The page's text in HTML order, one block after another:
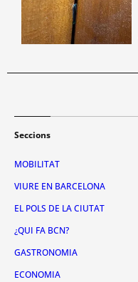
Seccions
MOBILITAT
VIURE EN BARCELONA
EL POLS DE LA CIUTAT
¿QUI FA BCN?
GASTRONOMIA
ECONOMIA